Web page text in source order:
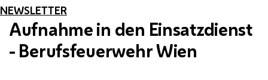
NEWSLETTER
Aufnahme in den Einsatzdienst
- Berufsfeuerwehr Wien